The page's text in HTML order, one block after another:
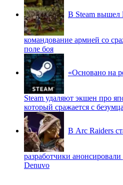
В Steam вышел
командование армией со
поле боя
«Основано на
Steam удаляют экшен про
который сражается с
В Arc Raiders
разработчики
Denuvo